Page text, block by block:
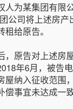
人为某集团有限
公司将上述房产
给原告。
，原告对上述房
年6月，被告
屋纳入征收范围
偿事宜未达成一